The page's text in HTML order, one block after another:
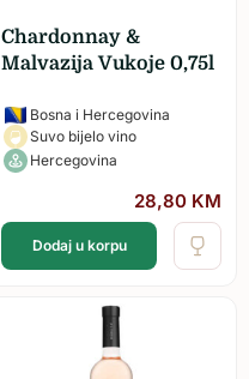
Chardonnay &
Malvazija Vukoje 0,75l
Bosna i Hercegovina
Suvo bijelo vino
Hercegovina
28,80 KM
Dodaj u korpu